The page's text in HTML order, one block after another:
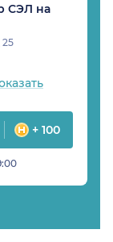
СЭЛ на
25
+ 100